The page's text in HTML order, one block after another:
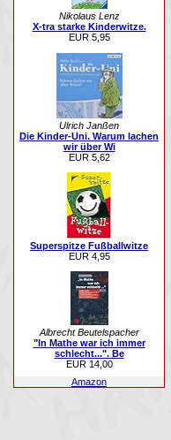
Nikolaus Lenz
X-tra starke Kinderwitze.
EUR 5,95
Ulrich Janßen
Die Kinder-Uni. Warum lachen
wir über Wi
EUR 5,62
Superspitze Fußballwitze
EUR 4,95
Albrecht Beutelspacher
"In Mathe war ich immer
schlecht...". Be
EUR 14,00
Amazon